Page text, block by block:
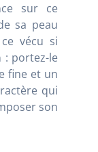
sur ce
sa peau
vécu si
: portez-le
fine et un
qui
son